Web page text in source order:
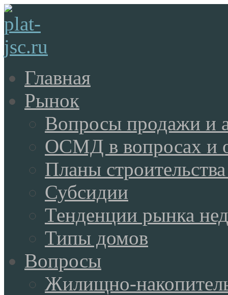
Главная
Рынок
Вопросы продажи и
ОСМД в вопросах и
Планы
Субсидии
Тенденции рынка
Типы домов
Вопросы
Жилищно-